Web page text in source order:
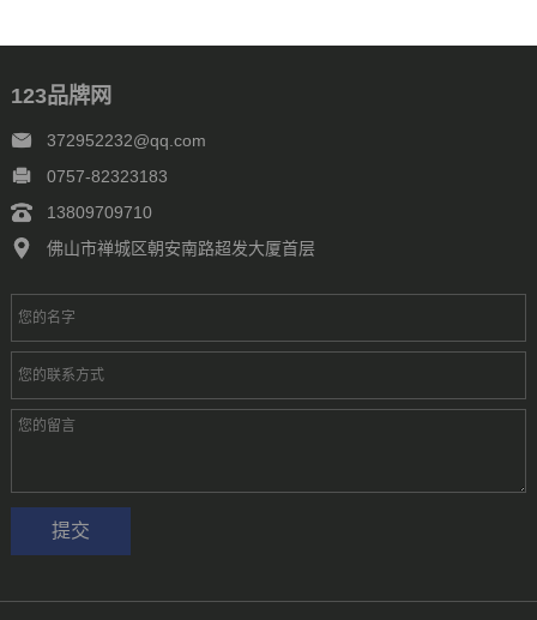
123品牌网
372952232@qq.com
0757-82323183
13809709710
佛山市禅城区朝安南路超发大厦首层